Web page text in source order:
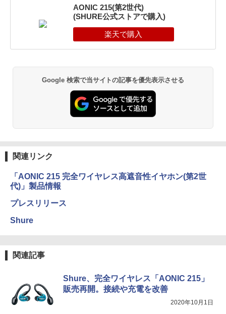
AONIC 215(第2世代)
(SHURE公式ストアで購入)
Google 検索で当サイトの記事を優先表示させる
関連リンク
「AONIC 215 完全ワイヤレス高遮音性イヤホン(第2世
代)」製品情報
プレスリリース
Shure
関連記事
Shure、完全ワイヤレス「AONIC 215」
販売再開。接続や充電を改善
2020年10月1日